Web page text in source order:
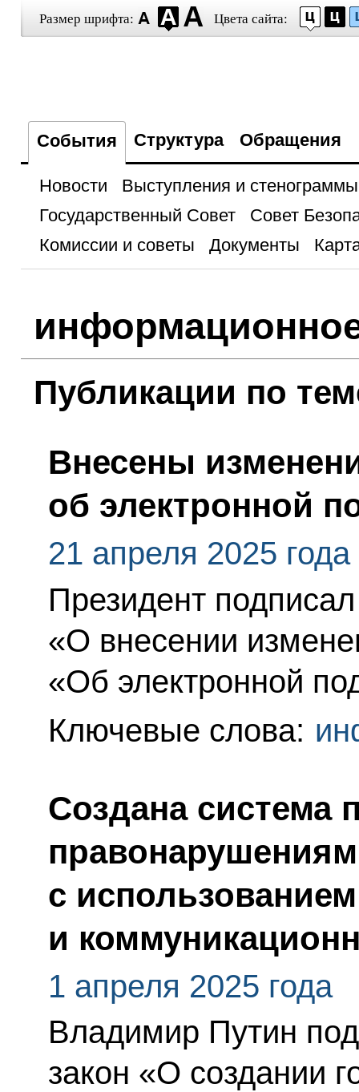
Размер шрифта: Цвета сайта:
События Структура Обращения
Новости
Выступления и стенограммы
Государственный Совет
Совет
Комиссии и советы
Документы
Публикации по
Внесены
об электронной
21 апреля 2025 года
Президент
«О внесении
«Об электронной
Ключевые слова:
Создана система
с
и
1 апреля 2025 года
Владимир Путин
закон «О создании